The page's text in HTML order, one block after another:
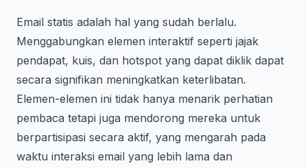
Email statis adalah hal yang sudah berlalu.
Menggabungkan elemen interaktif seperti jajak
pendapat, kuis, dan hotspot yang dapat diklik dapat
secara signifikan meningkatkan keterlibatan.
Elemen-elemen ini tidak hanya menarik perhatian
pembaca tetapi juga mendorong mereka untuk
berpartisipasi secara aktif, yang mengarah pada
waktu interaksi email yang lebih lama dan